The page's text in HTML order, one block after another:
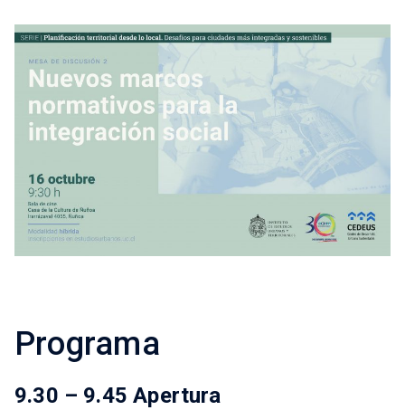
Programa
9.30 – 9.45 Apertura